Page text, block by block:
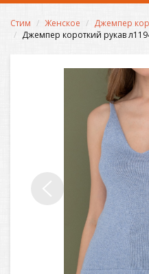
Стим Женское
Джемпер
Джемпер короткий рукав